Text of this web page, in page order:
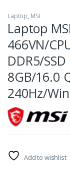
Laptop, MSI
Laptop
466VN/
DDR5/
8GB/16.0
240Hz/
Add to wishlist